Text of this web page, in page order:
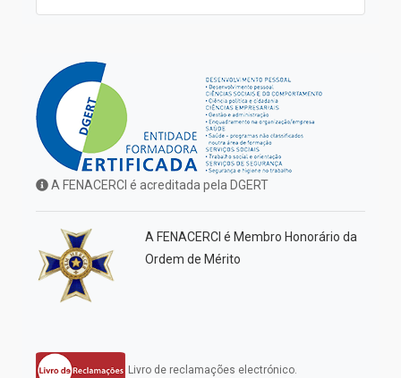
A FENACERCI é acreditada pela DGERT
A FENACERCI é Membro Honorário da
Ordem de Mérito
Livro de reclamações electrónico.